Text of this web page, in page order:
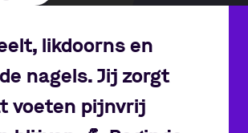
likdoorns en
nagels. Jij zorgt
voeten pijnvrij